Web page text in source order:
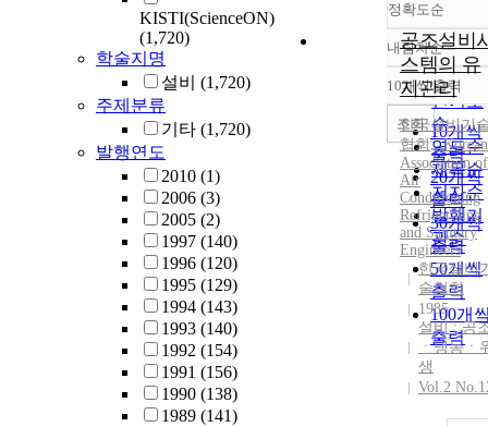
KISTI(ScienceON)
(1,720)
학술지명
설비 (1,720)
주제분류
기타 (1,720)
발행연도
2010 (1)
2006 (3)
2005 (2)
1997 (140)
1996 (120)
1995 (129)
1994 (143)
1993 (140)
1992 (154)
1991 (156)
1990 (138)
1989 (141)
정확도순
정확도
순
인기도
순
연도순
제목순
저자순
발행기
관순
내림차순
내림차
10개씩 출력
10개씩
출력
20개씩
출력
30개씩
출력
50개씩
출력
100개
출력
조회
공조설비
스템의 유
지관리
한국설비기
협회,, Korean
Association of
Air
Conditioning
Refrigerating
and Sanitary
Engineers
한국설비
술협회
1985
설비 : 공
ㆍ냉동ㆍ
생
Vol.2